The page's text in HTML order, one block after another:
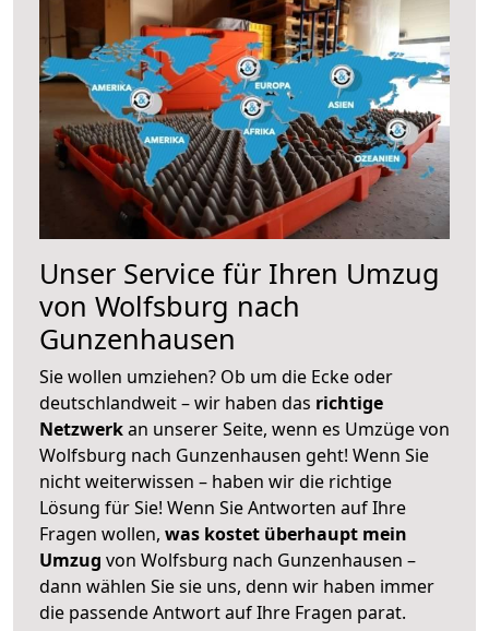
Unser Service für Ihren Umzug
von Wolfsburg nach
Gunzenhausen
Sie wollen umziehen? Ob um die Ecke oder
deutschlandweit – wir haben das richtige
Netzwerkan unserer Seite, wenn es Umzüge von
Wolfsburg nach Gunzenhausen geht! Wenn Sie
nicht weiterwissen – haben wir die richtige
Lösung für Sie! Wenn Sie Antworten auf Ihre
Fragen wollen, was kostet überhaupt mein
Umzug von Wolfsburg nach Gunzenhausen –
dann wählen Sie sie uns, denn wir haben immer
die passende Antwort auf Ihre Fragen parat.